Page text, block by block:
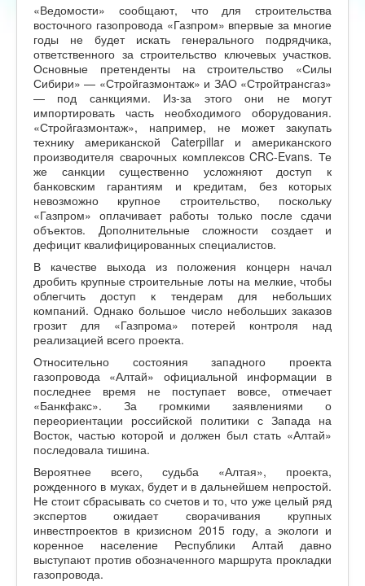
«Ведомости» сообщают, что для строительства
восточного газопровода «Газпром» впервые за многие
годы не будет искать генерального подрядчика,
ответственного за строительство ключевых участков.
Основные претенденты на строительство «Силы
Сибири» — «Стройгазмонтаж» и ЗАО «Стройтрансгаз»
— под санкциями. Из-за этого они не могут
импортировать часть необходимого оборудования.
«Стройгазмонтаж», например, не может закупать
технику американской Caterpillar и американского
производителя сварочных комплексов CRC-Evans. Те
же санкции существенно усложняют доступ к
банковским гарантиям и кредитам, без которых
невозможно крупное строительство, поскольку
«Газпром» оплачивает работы только после сдачи
объектов. Дополнительные сложности создает и
дефицит квалифицированных специалистов.
В качестве выхода из положения концерн начал
дробить крупные строительные лоты на мелкие, чтобы
облегчить доступ к тендерам для небольших
компаний. Однако большое число небольших заказов
грозит для «Газпрома» потерей контроля над
реализацией всего проекта.
Относительно состояния западного проекта
газопровода «Алтай» официальной информации в
последнее время не поступает вовсе, отмечает
«Банкфакс». За громкими заявлениями о
переориентации российской политики с Запада на
Восток, частью которой и должен был стать «Алтай»
последовала тишина.
Вероятнее всего, судьба «Алтая», проекта,
рожденного в муках, будет и в дальнейшем непростой.
Не стоит сбрасывать со счетов и то, что уже целый ряд
экспертов ожидает сворачивания крупных
инвестпроектов в кризисном 2015 году, а экологи и
коренное население Республики Алтай давно
выступают против обозначенного маршрута прокладки
газопровода.